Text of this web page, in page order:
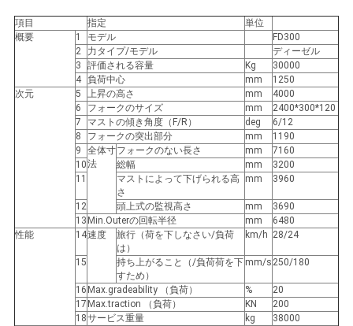
項目 指定
単位
概要
1 モデル
FD300
2
力タイプ/モデル
ディーゼル
3
評価される容量 Kg
30000
4
負荷中心 mm
1250
次元
5 上昇の高さ mm
4000
6
フォークのサイズ mm
2400*300*120
7
マストの傾き角度（F/R） deg
6/12
8
フォークの突出部分 mm
1190
9
全体寸
法
フォークのない長さ mm
7160
10
総幅 mm
3200
11
マストによって下げられる高
さ
mm 3960
12 頭上式の監視高さ mm
3690
13 Min.Outerの回転半径 mm
6480
性能
14速度
旅行（荷を下しなさい/負荷
は）
km/h 28/24
15
持ち上がること（/負荷荷を下
すため）
mm/s 250/180
16 Max.gradeability （負荷） %
20
17 Max.traction （負荷） KN
200
18サービス重量 kg
38000